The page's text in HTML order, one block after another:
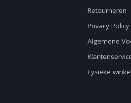
Retourneren
Privacy Policy
Algemene
Fysieke winkel